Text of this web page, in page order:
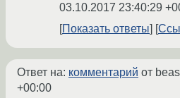
03.10.2017 23:40:29
Показать ответы
Ответ на: комментарий от
+00:00